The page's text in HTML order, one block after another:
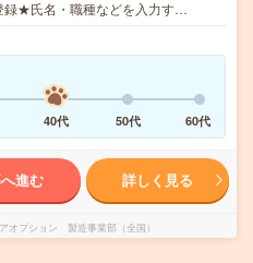
録★氏名・職種などを入力す…
40代 50代 60代
進む 詳しく見る
オプション 製造事業部（全国）